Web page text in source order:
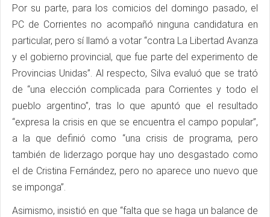
Por su parte, para los comicios del domingo pasado, el
PC de Corrientes no acompañó ninguna candidatura en
particular, pero sí llamó a votar “contra La Libertad Avanza
y el gobierno provincial, que fue parte del experimento de
Provincias Unidas”. Al respecto, Silva evaluó que se trató
de “una elección complicada para Corrientes y todo el
pueblo argentino”, tras lo que apuntó que el resultado
“expresa la crisis en que se encuentra el campo popular”,
a la que definió como “una crisis de programa, pero
también de liderzago porque hay uno desgastado como
el de Cristina Fernández, pero no aparece uno nuevo que
se imponga”.
Asimismo, insistió en que “falta que se haga un balance de